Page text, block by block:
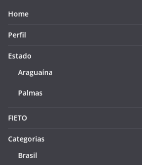
Home
Perfil
Estado
Araguaína
Palmas
FIETO
Categorias
Brasil